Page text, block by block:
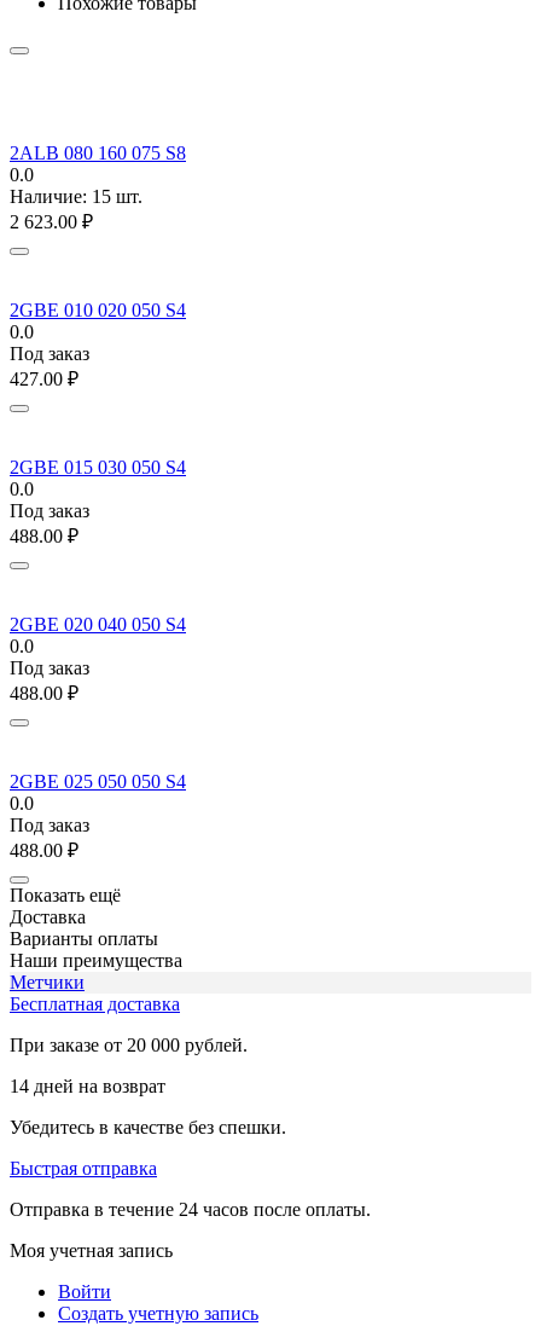
2ALB 080 160 075 S8
0.0
Наличие: 15 шт.
2 623.00 ₽
2GBE 010 020 050 S4
0.0
Под заказ
427.00 ₽
2GBE 015 030 050 S4
0.0
Под заказ
488.00 ₽
2GBE 020 040 050 S4
0.0
Под заказ
488.00 ₽
2GBE 025 050 050 S4
0.0
Под заказ
488.00 ₽
Показать ещё
Доставка
Варианты оплаты
Наши преимущества
Метчики
Бесплатная доставка
При заказе от 20 000 рублей.
14 дней на возврат
Убедитесь в качестве без спешки.
Быстрая отправка
Отправка в течение 24 часов после оплаты.
Моя учетная запись
Войти
Создать учетную запись